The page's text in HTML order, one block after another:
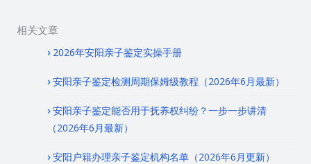
相关文章
2026年安阳亲子鉴定实操手册
安阳亲子鉴定检测周期保姆级教程（2026年6月最新）
安阳亲子鉴定能否用于抚养权纠纷？一步一步讲清
（2026年6月最新）
安阳户籍办理亲子鉴定机构名单（2026年6月更新）